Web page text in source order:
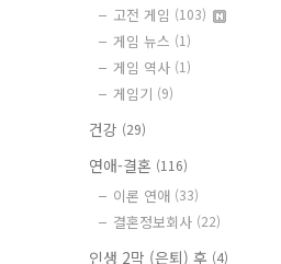
고전 게임 (103)
게임 뉴스 (1)
게임 역사 (1)
게임기 (9)
건강 (29)
연애-결혼 (116)
이론 연애 (33)
결혼정보회사 (22)
인생 2막 (은퇴) 후 (4)